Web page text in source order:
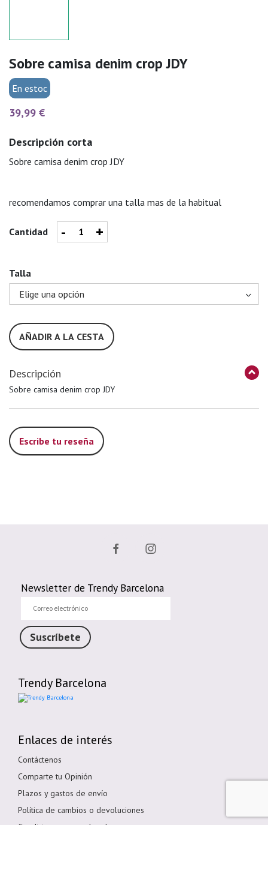
Sobre camisa denim crop JDY
En estoc
39,99 €
Descripción corta
Sobre camisa denim crop JDY
recomendamos comprar una talla mas de la habitual
Cantidad - +
Talla
AÑADIR A LA CESTA
Descripción
Sobre camisa denim crop JDY
Escribe tu reseña
Newsletter de Trendy Barcelona
electrónico
Suscríbete
Trendy Barcelona
Enlaces de interés
Contáctenos
Comparte tu Opinión
Plazos y gastos de envío
Política de cambios o devoluciones
Condiciones generales de compra